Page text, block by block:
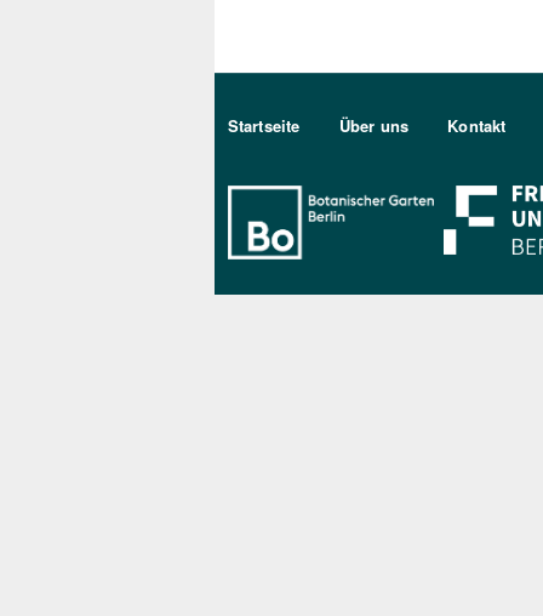
Sekundärmenu DE
Startseite Über uns Kontakt
Bo Berlin